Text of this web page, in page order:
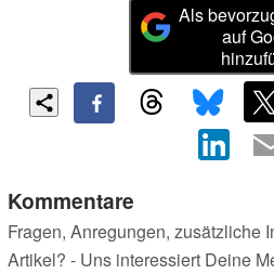
Als
auf
Kommentare
Fragen, Anregungen, zusätzliche
Artikel? - Uns interessiert Deine